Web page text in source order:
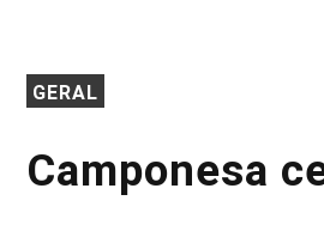
GERAL
Camponesa